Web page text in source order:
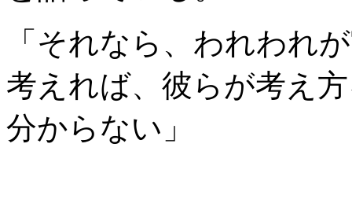
「それなら、われわれ
考えれば、彼らが考え
分からない」